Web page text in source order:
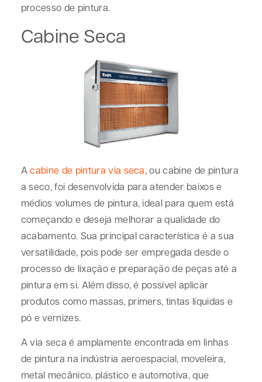
processo de pintura.
Cabine Seca
Acabine de pintura via seca, ou cabine de pintura
a seco, foi desenvolvida para atender baixos e
médios volumes de pintura, ideal para quem está
começando e deseja melhorar a qualidade do
acabamento. Sua principal característica é a sua
versatilidade, pois pode ser empregada desde o
processo de lixação e preparação de peças até a
pintura em si. Além disso, é possível aplicar
produtos como massas, primers, tintas líquidas e
pó e vernizes.
A via seca é amplamente encontrada em linhas
de pintura na indústria aeroespacial, moveleira,
metal mecânico, plástico e automotiva, que